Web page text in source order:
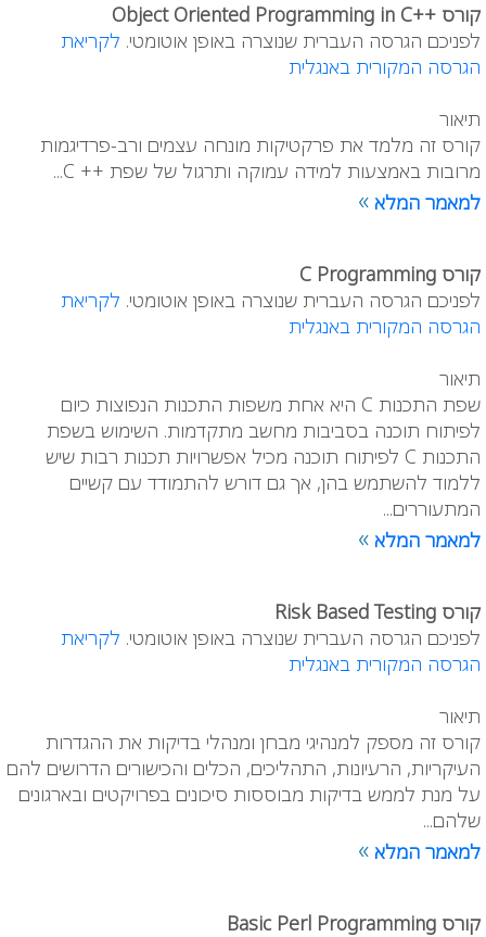
קורס ++Object Oriented Programming in C
לפניכם הגרסה העברית שנוצרה באופן אוטומטי. לקריאת
הגרסה המקורית באנגלית
תיאור
קורס זה מלמד את פרקטיקות מונחה עצמים ורב-פרדיגמות
מרובות באמצעות למידה עמוקה ותרגול של שפת ++ C...
למאמר המלא »
קורס C Programming
לפניכם הגרסה העברית שנוצרה באופן אוטומטי. לקריאת
הגרסה המקורית באנגלית
תיאור
שפת התכנות C היא אחת משפות התכנות הנפוצות כיום
לפיתוח תוכנה בסביבות מחשב מתקדמות. השימוש בשפת
התכנות C לפיתוח תוכנה מכיל אפשרויות תכנות רבות שיש
ללמוד להשתמש בהן, אך גם דורש להתמודד עם קשיים
המתעוררים...
למאמר המלא »
קורס Risk Based Testing
לפניכם הגרסה העברית שנוצרה באופן אוטומטי. לקריאת
הגרסה המקורית באנגלית
תיאור
קורס זה מספק למנהיגי מבחן ומנהלי בדיקות את ההגדרות
העיקריות, הרעיונות, התהליכים, הכלים והכישורים הדרושים להם
על מנת לממש בדיקות מבוססות סיכונים בפרויקטים ובארגונים
שלהם...
למאמר המלא »
קורס Basic Perl Programming